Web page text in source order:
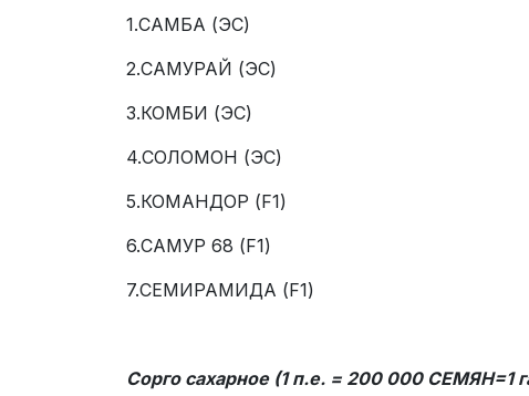
1.САМБА (ЭС)
2.САМУРАЙ (ЭС)
3.КОМБИ (ЭС)
4.СОЛОМОН (ЭС)
5.КОМАНДОР (F1)
6.САМУР 68 (F1)
7.СЕМИРАМИДА (F1)
Сорго сахарное (1 п.е. = 200 000 СЕМЯН=1